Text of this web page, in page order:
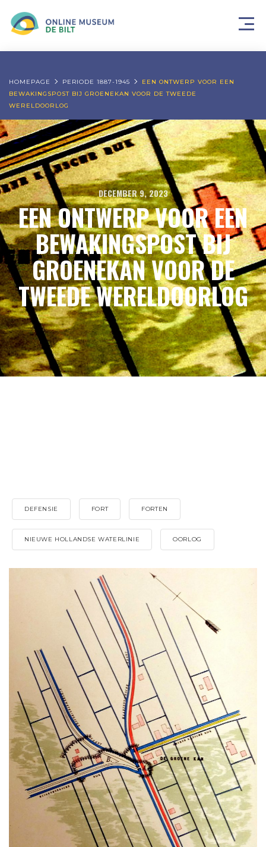
HOMEPAGE PERIODE 1887-1945
EEN ONTWERP VOOR EEN
BEWAKINGSPOST BIJ GROENEKAN VOOR DE TWEEDE
WERELDOORLOG
DECEMBER 9, 2023
EEN ONTWERP VOOR EEN
BEWAKINGSPOST BIJ
GROENEKAN VOOR DE
TWEEDE WERELDOORLOG
DEFENSIE FORT FORTEN
NIEUWE HOLLANDSE WATERLINIE OORLOG